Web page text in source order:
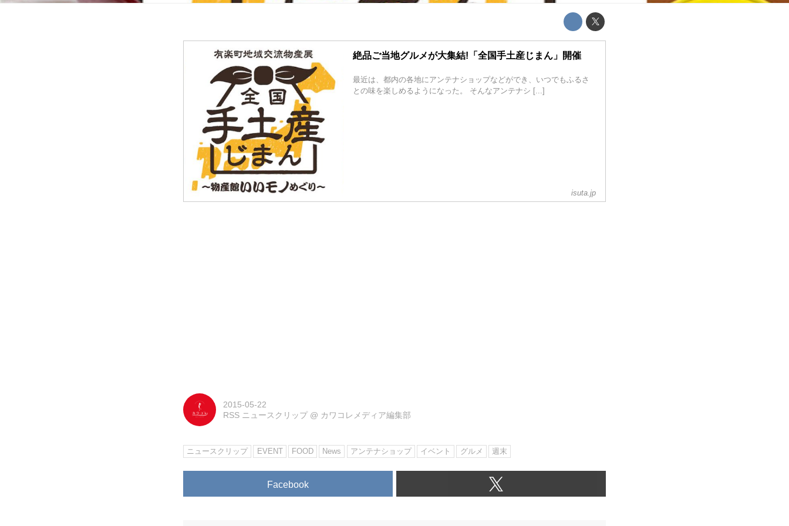
絶品ご当地グルメが大集結!「全国手土産じまん」開催
最近は、都内の各地にアンテナショップなどができ、いつでもふるさ
との味を楽しめるようになった。 そんなアンテナシ [...]
isuta.jp
2015-05-22
RSS ニュースクリップ @ カワコレメディア編集部
ニュースクリップ EVENT FOOD News アンテナショップ イベント グルメ 週末
Facebook